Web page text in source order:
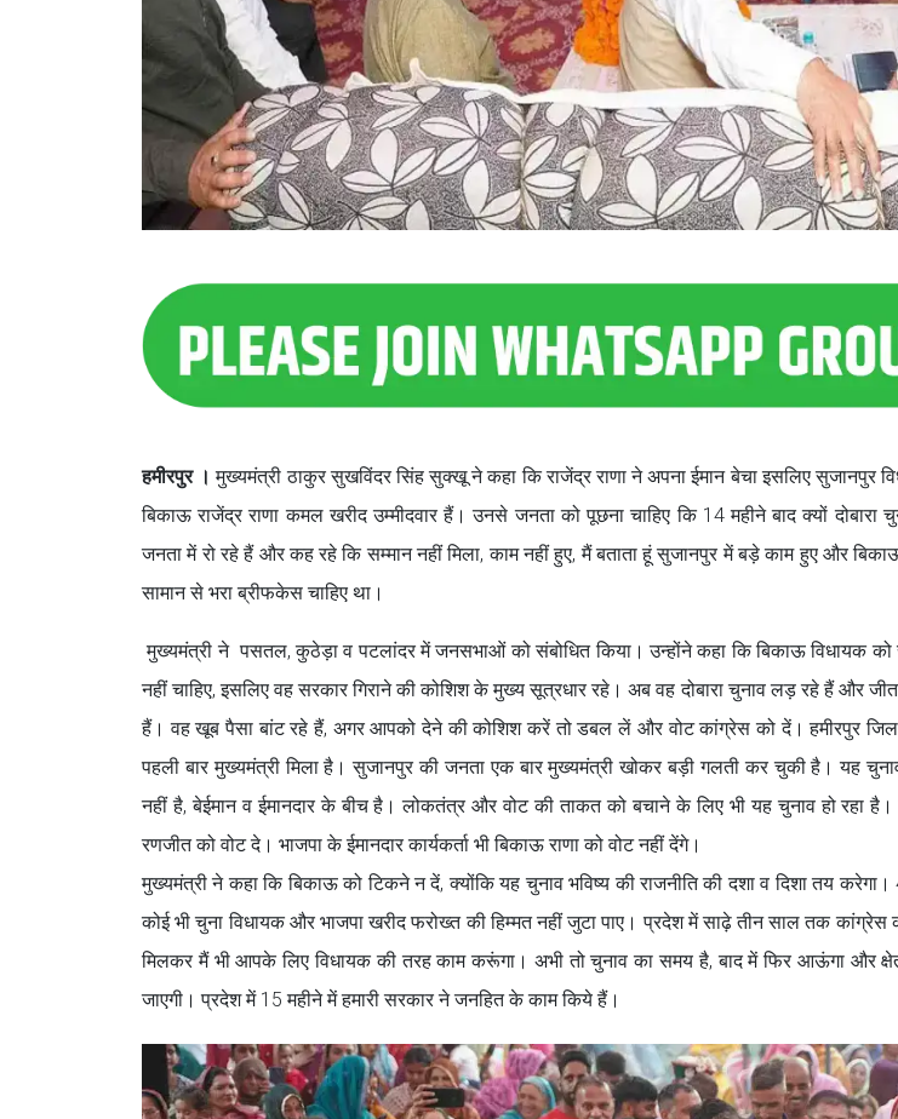
हमीरपुर । मुख्यमंत्री ठाकुर सुखविंदर सिंह सुक्खू ने कहा कि राजेंद्र राणा ने अपना ईमान बेचा इसलिए सुजानपुर
बिकाऊ राजेंद्र राणा कमल खरीद उम्मीदवार हैं। उनसे जनता को पूछना चाहिए कि 14 महीने बाद क्यों
जनता में रो रहे हैं और कह रहे कि सम्मान नहीं मिला, काम नहीं हुए, मैं बताता हूं सुजानपुर में बड़े काम हुए और
सामान से भरा ब्रीफकेस चाहिए था।
मुख्यमंत्री ने पसतल, कुठेड़ा व पटलांदर में जनसभाओं को संबोधित किया। उन्होंने कहा कि बिकाऊ विधायक को
नहीं चाहिए, इसलिए वह सरकार गिराने की कोशिश के मुख्य सूत्रधार रहे। अब वह दोबारा चुनाव लड़ रहे हैं और
हैं। वह खूब पैसा बांट रहे हैं, अगर आपको देने की कोशिश करें तो डबल लें और वोट कांग्रेस को दें। हमीरपुर
पहली बार मुख्यमंत्री मिला है। सुजानपुर की जनता एक बार मुख्यमंत्री खोकर बड़ी गलती कर चुकी है। यह
नहीं है, बेईमान व ईमानदार के बीच है। लोकतंत्र और वोट की ताकत को बचाने के लिए भी यह चुनाव हो रहा
रणजीत को वोट दे। भाजपा के ईमानदार कार्यकर्ता भी बिकाऊ राणा को वोट नहीं देंगे।
मुख्यमंत्री ने कहा कि बिकाऊ को टिकने न दें, क्योंकि यह चुनाव भविष्य की राजनीति की दशा व दिशा तय
कोई भी चुना विधायक और भाजपा खरीद फरोख्त की हिम्मत नहीं जुटा पाए। प्रदेश में साढ़े तीन साल तक
मिलकर मैं भी आपके लिए विधायक की तरह काम करूंगा। अभी तो चुनाव का समय है, बाद में फिर आऊंगा और
जाएगी। प्रदेश में 15 महीने में हमारी सरकार ने जनहित के काम किये हैं।